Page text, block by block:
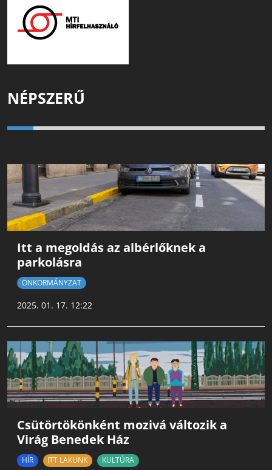
NÉPSZERŰ
Itt a megoldás az albérlőknek a
parkolásra
ÖNKORMÁNYZAT
2025. 01. 17. 12:22
Csütörtökönként mozivá változik a
Virág Benedek Ház
HÍR ITT LAKUNK KULTÚRA